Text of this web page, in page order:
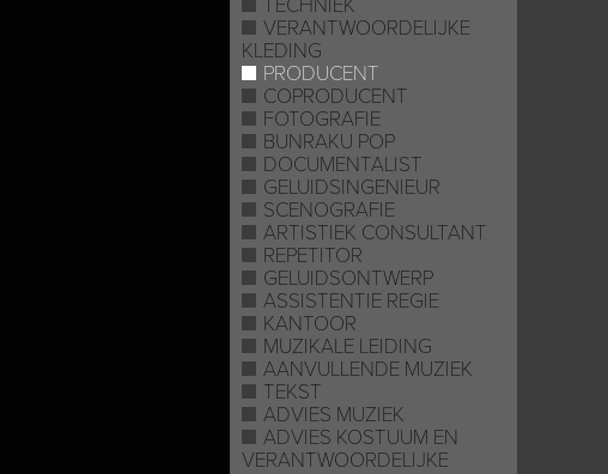
TECHNIEK
VERANTWOORDELIJKE
KLEDING
PRODUCENT
COPRODUCENT
FOTOGRAFIE
BUNRAKU POP
DOCUMENTALIST
GELUIDSINGENIEUR
SCENOGRAFIE
ARTISTIEK CONSULTANT
REPETITOR
GELUIDSONTWERP
ASSISTENTIE REGIE
KANTOOR
MUZIKALE LEIDING
AANVULLENDE MUZIEK
TEKST
ADVIES MUZIEK
ADVIES KOSTUUM EN
VERANTWOORDELIJKE